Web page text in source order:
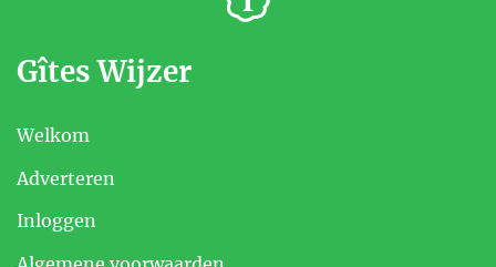
Gîtes Wijzer
Welkom
Adverteren
Inloggen